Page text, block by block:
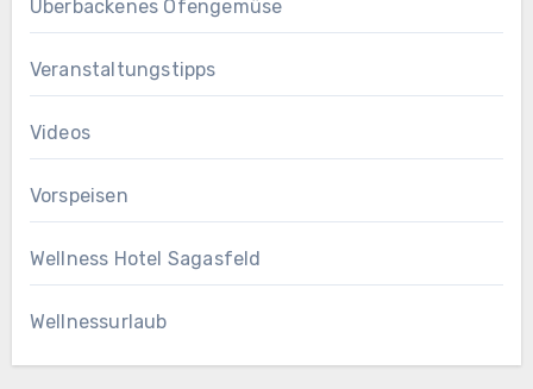
Überbackenes Ofengemüse
Veranstaltungstipps
Videos
Vorspeisen
Wellness Hotel Sagasfeld
Wellnessurlaub